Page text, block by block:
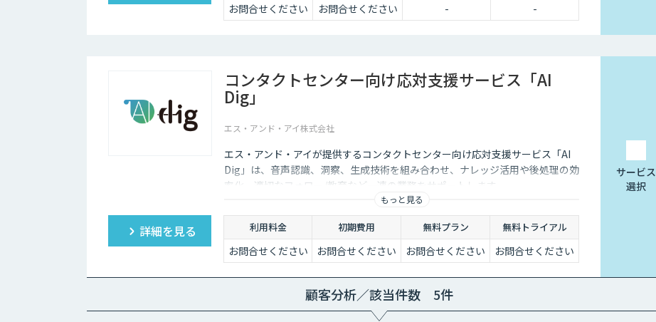
お問合せください お問合せください - -
コンタクトセンター向け応対支援サービス「AI
Dig」
エス・アンド・アイ株式会社
エス・アンド・アイが提供するコンタクトセンター向け応対支援サービス「AI
Dig」は、音声認識、洞察、生成技術を組み合わせ、ナレッジ活用や後処理の効
率化、適切なフォロー/教育など一連の業務をサポートします。
もっと見る
詳細を見る 利用料金 初期費用 無料プラン 無料トライアル
お問合せください お問合せください お問合せください お問合せください
サービス
選択
顧客分析／該当件数 5件